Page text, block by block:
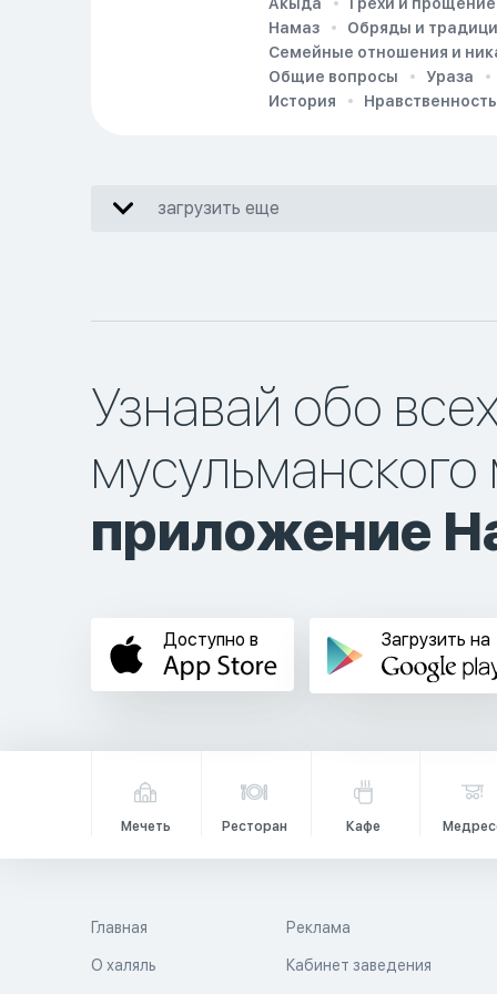
Намаз
Обряды и
Семейные отношения и
Общие вопросы
Ураза
История
Нравственность
загрузить еще
Узнавай обо
приложение
Доступно в Загрузить на
Мечеть Ресторан Кафе
Главная
О халяль
Реклама
Кабинет заведения